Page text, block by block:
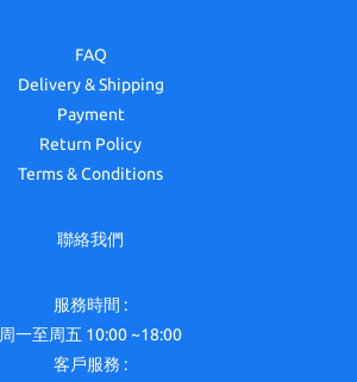
FAQ
Delivery & Shipping
Payment
Return Policy
Terms & Conditions
聯絡我們
服務時間 :
周一至周五 10:00 ~18:00
客戶服務 :